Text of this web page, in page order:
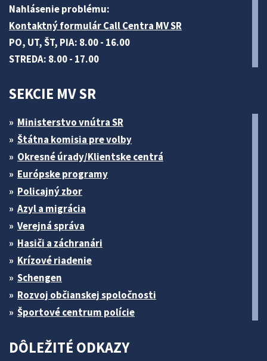
Nahlásenie problému:
Kontaktný formulár Call Centra MV SR
PO, UT, ŠT, PIA: 8.00 - 16.00
STREDA: 8.00 - 17.00
SEKCIE MV SR
Ministerstvo vnútra SR
Štátna komisia pre volby
Okresné úrady/Klientske centrá
Európske programy
Policajný zbor
Azyl a migrácia
Verejná správa
Hasiči a záchranári
Krízové riadenie
Schengen
Rozvoj občianskej spoločnosti
Športové centrum polície
DÔLEŽITÉ ODKAZY